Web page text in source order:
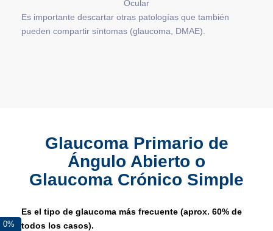
Es importante descartar otras patologías que también
pueden compartir síntomas (glaucoma, DMAE).
Glaucoma Primario de
Ángulo Abierto o
Glaucoma Crónico Simple
Es el tipo de glaucoma más frecuente (aprox. 60% de
todos los casos).
0%